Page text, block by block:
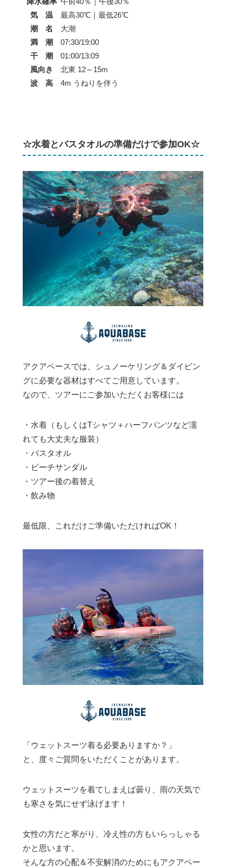
気 温
最高30℃｜最低26℃
潮 名
大潮
満 潮
07:30/19:00
干 潮
01:00/13:09
風向き
北東 12～15m
波 高
4m うねりを伴う
☆水着とバスタオルの準備だけで参加OK☆
アクアベースでは、シュノーケリング＆ダイビン
グに必要な器材はすべてご用意しています。
なので、ツアーにご参加いただくお客様には
・水着（もしくはTシャツ＋ハーフパンツなど濡
れても大丈夫な服装）
・バスタオル
・ビーチサンダル
・ツアー後の着替え
・飲み物
最低限、これだけご準備いただければOK！
「ウェットスーツ着る必要ありますか？」
と、度々ご質問をいただくことがあります。
ウェットスーツを着てしまえば曇り、雨の天気で
も寒さを気にせず泳げます！
女性の方だと寒がり、冷え性の方もいらっしゃる
かと思います。
そんな方の心配＆不安解消のためにもアクアベー